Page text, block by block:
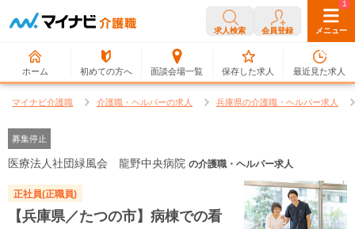
求人検索 会員登録 メニュー
ホーム 初めての方へ 面談会場一覧
0
保存した求人
1
最近見た求人
マイナビ介護職 介護職・ヘルパーの求人 兵庫県の介護職・ヘルパー求人
募集停止
医療法人社団緑風会 龍野中央病院 の介護職・ヘルパー求人
正社員(正職員)
【兵庫県／たつの市】病棟での看